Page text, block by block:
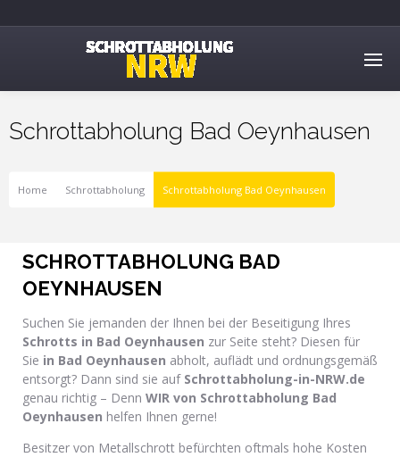
Schrottabholung Bad Oeynhausen
Home Schrottabholung Schrottabholung Bad Oeynhausen
SCHROTTABHOLUNG BAD
OEYNHAUSEN
Suchen Sie jemanden der Ihnen bei der Beseitigung Ihres
Schrotts in Bad Oeynhausen zur Seite steht? Diesen für
Sie in Bad Oeynhausen abholt, auflädt und ordnungsgemäß
entsorgt? Dann sind sie aufSchrottabholung-in-NRW.de
genau richtig – Denn WIR von Schrottabholung Bad
Oeynhausen helfen Ihnen gerne!
Besitzer von Metallschrott befürchten oftmals hohe Kosten